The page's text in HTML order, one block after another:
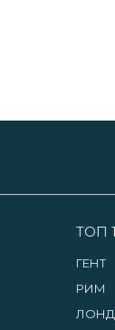
ТОП
ГЕНТ
РИМ